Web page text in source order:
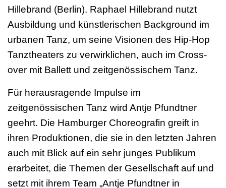
Hillebrand (Berlin). Raphael Hillebrand nutzt
Ausbildung und künstlerischen Background im
urbanen Tanz, um seine Visionen des Hip-Hop
Tanztheaters zu verwirklichen, auch im Cross-
over mit Ballett und zeitgenössischem Tanz.
Für herausragende Impulse im
zeitgenössischen Tanz wird Antje Pfundtner
geehrt. Die Hamburger Choreografin greift in
ihren Produktionen, die sie in den letzten Jahren
auch mit Blick auf ein sehr junges Publikum
erarbeitet, die Themen der Gesellschaft auf und
setzt mit ihrem Team „Antje Pfundtner in